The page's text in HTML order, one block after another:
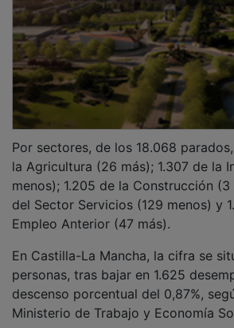
la Agricultura (26 más); 1.307 de la
menos); 1.205 de la Construcción (3
del Sector Servicios (129 menos) y
Empleo Anterior (47 más).
personas, tras bajar en 1.625
descenso porcentual del 0,87%,
Ministerio de Trabajo y Economía
este martes.